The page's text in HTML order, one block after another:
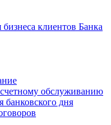
клиентов Банка
обслуживанию
банковского дня